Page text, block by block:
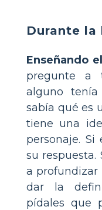
Durante la
Enseñando
pregunte a
alguno
sabía qué es
tiene una
personaje.
su respuesta.
a profundizar
dar la
pídales que